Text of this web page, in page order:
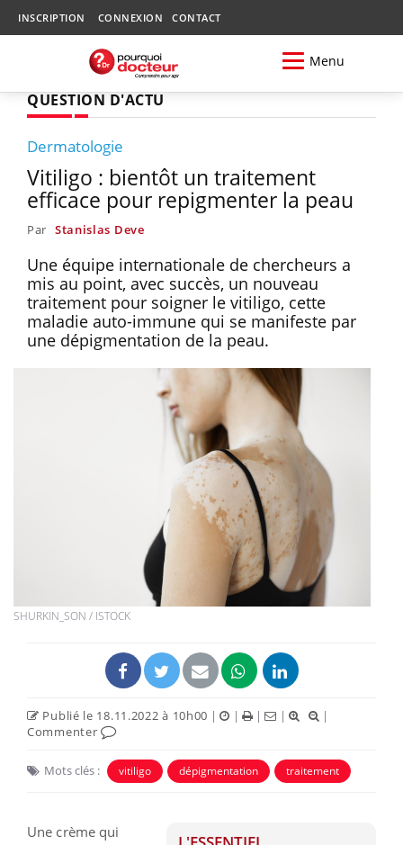
INSCRIPTION CONNEXION CONTACT
Menu
QUESTION D'ACTU
Dermatologie
Vitiligo : bientôt un traitement
efficace pour repigmenter la peau
Par Stanislas Deve
Une équipe internationale de chercheurs a
mis au point, avec succès, un nouveau
traitement pour soigner le vitiligo, cette
maladie auto-immune qui se manifeste par
une dépigmentation de la peau.
SHURKIN_SON / ISTOCK
Publié le 18.11.2022 à 10h00 | | | |
|
Commenter
Mots clés : vitiligo dépigmentation traitement
Une crème qui